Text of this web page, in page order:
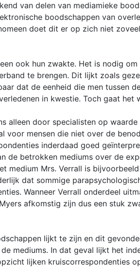
van delen van mediamieke
boodschappen van
doet dit er op zich niet
ook hun zwakte. Het is nodig
te brengen. Dit lijkt zoals
dat de eenheid die men tussen
in kwestie. Toch gaat
alleen door specialisten op
mensen die niet over de
inderdaad goed
de betrokken mediums over de
medium Mrs. Verrall is
dat sommige
Wanneer Verrall onderdeel
afkomstig zijn dus een stuk
lijkt te zijn en dit
mediums. In dat geval lijkt het
lijken kruiscorrespondenties